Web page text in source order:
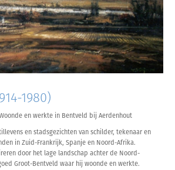
1980)
en werkte in Bentveld bij Aerdenhout
en stadsgezichten van schilder, tekenaar en
in Zuid-Frankrijk, Spanje en Noord-Afrika.
door het lage landschap achter de Noord-
Groot-Bentveld waar hij woonde en werkte.